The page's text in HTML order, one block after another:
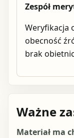
Zespół
Weryfikacja
obecność
brak
Ważne
Materiał ma